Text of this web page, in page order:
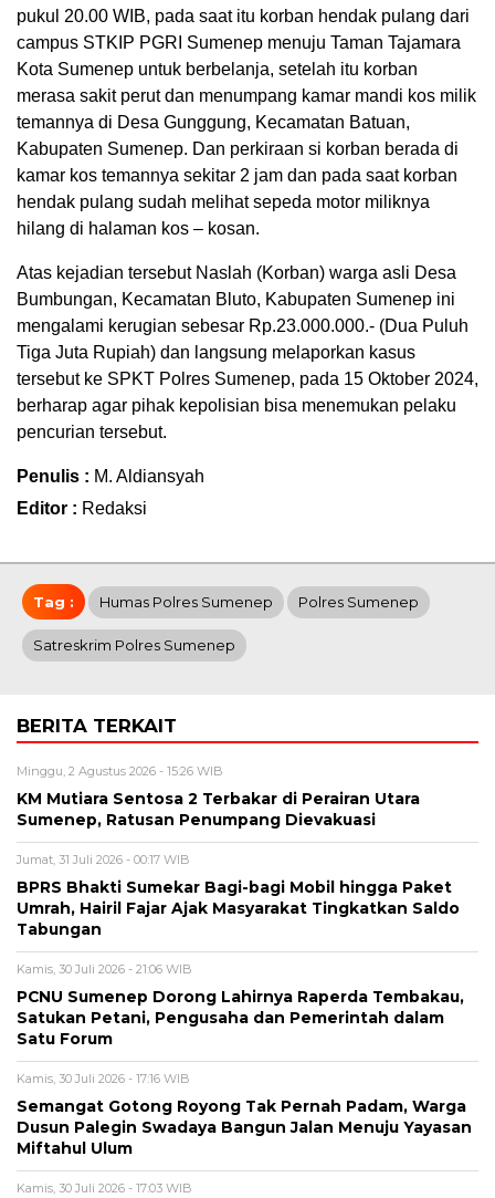
pukul 20.00 WIB, pada saat itu korban hendak pulang dari
campus STKIP PGRI Sumenep menuju Taman Tajamara
Kota Sumenep untuk berbelanja, setelah itu korban
merasa sakit perut dan menumpang kamar mandi kos milik
temannya di Desa Gunggung, Kecamatan Batuan,
Kabupaten Sumenep. Dan perkiraan si korban berada di
kamar kos temannya sekitar 2 jam dan pada saat korban
hendak pulang sudah melihat sepeda motor miliknya
hilang di halaman kos – kosan.
Atas kejadian tersebut Naslah (Korban) warga asli Desa
Bumbungan, Kecamatan Bluto, Kabupaten Sumenep ini
mengalami kerugian sebesar Rp.23.000.000.- (Dua Puluh
Tiga Juta Rupiah) dan langsung melaporkan kasus
tersebut ke SPKT Polres Sumenep, pada 15 Oktober 2024,
berharap agar pihak kepolisian bisa menemukan pelaku
pencurian tersebut.
Penulis : M. Aldiansyah
Editor : Redaksi
Tag : Humas Polres Sumenep Polres Sumenep
Satreskrim Polres Sumenep
BERITA TERKAIT
Minggu, 2 Agustus 2026 - 15:26 WIB
KM Mutiara Sentosa 2 Terbakar di Perairan Utara
Sumenep, Ratusan Penumpang Dievakuasi
Jumat, 31 Juli 2026 - 00:17 WIB
BPRS Bhakti Sumekar Bagi-bagi Mobil hingga Paket
Umrah, Hairil Fajar Ajak Masyarakat Tingkatkan Saldo
Tabungan
Kamis, 30 Juli 2026 - 21:06 WIB
PCNU Sumenep Dorong Lahirnya Raperda Tembakau,
Satukan Petani, Pengusaha dan Pemerintah dalam
Satu Forum
Kamis, 30 Juli 2026 - 17:16 WIB
Semangat Gotong Royong Tak Pernah Padam, Warga
Dusun Palegin Swadaya Bangun Jalan Menuju Yayasan
Miftahul Ulum
Kamis, 30 Juli 2026 - 17:03 WIB